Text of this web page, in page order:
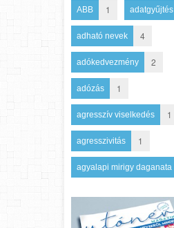
ABB 1 adatgyűjtés
adható nevek 4
adókedvezmény 2
adózás 1
agresszív viselkedés 1
agresszivitás 1
agyalapi mirigy daganata